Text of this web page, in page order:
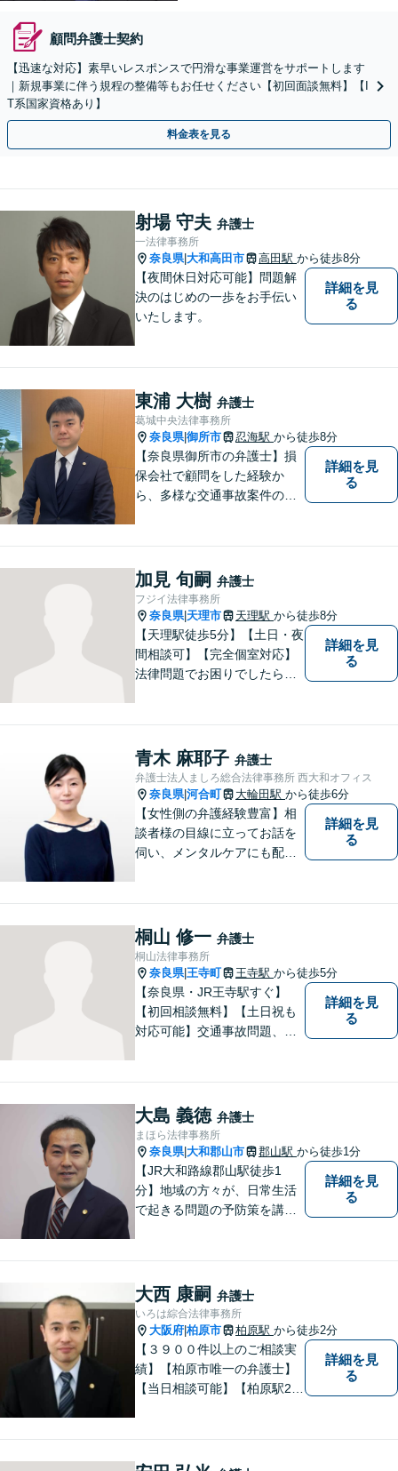
顧問弁護士契約
【迅速な対応】素早いレスポンスで円滑な事業運営をサポートします
｜新規事業に伴う規程の整備等もお任せください【初回面談無料】【I
T系国家資格あり】
料金表を見る
射場 守夫 弁護士
一法律事務所
奈良県|大和高田市 高田駅 から徒歩8分
【夜間休日対応可能】問題解
決のはじめの一歩をお手伝い
いたします。
詳細を見
る
東浦 大樹 弁護士
葛城中央法律事務所
奈良県|御所市 忍海駅 から徒歩8分
【奈良県御所市の弁護士】損
保会社で顧問をした経験か
ら、多様な交通事故案件の対
す。
詳細を見
る
加見 旬嗣 弁護士
フジイ法律事務所
奈良県| 天理市 天理駅 から徒歩8分
【天理駅徒歩5分】【土日・夜
間相談可】【完全個室対応】
法律問題でお困りでしたらお
いたします。お早めのご相談
が納得のいく解決への第一歩
です。
詳細を見
る
青木 麻耶子 弁護士
弁護士法人ましろ総合法律事務所 西大和オフィス
奈良県|河合町 大輪田駅 から徒歩6分
【女性側の弁護経験豊富】相
談者様の目線に立ってお話を
伺い、メンタルケアにも配慮
策をご提案【LINE利用可】
【平日夜間、土日祝日、応相
談】
詳細を見
る
桐山 修一 弁護士
桐山法律事務所
奈良県|王寺町 王寺駅 から徒歩5分
【奈良県・JR王寺駅すぐ】
【初回相談無料】【土日祝も
対応可能】交通事故問題、遺
提供しています。
詳細を見
る
大島 義徳 弁護士
まほら法律事務所
奈良県|大和郡山市 郡山駅 から徒歩1分
【JR大和路線郡山駅徒歩1
分】地域の方々が、日常生活
で起きる問題の予防策を講じ
身近な弁護士を目指していま
す。
詳細を見
る
大西 康嗣 弁護士
いろは綜合法律事務所
大阪府 柏原市 柏原駅 から徒歩2分
【３９００件以上のご相談実
績】【柏原市唯一の弁護士】
【当日相談可能】【柏原駅2
詳細を見
る